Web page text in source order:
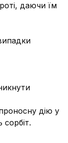
даючи їм
дію у
сорбіт.